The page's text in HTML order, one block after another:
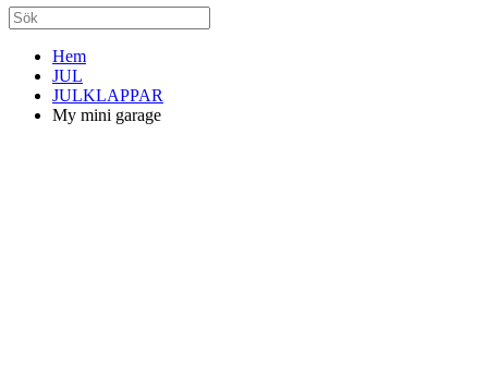
Hem
JUL
JULKLAPPAR
My mini garage